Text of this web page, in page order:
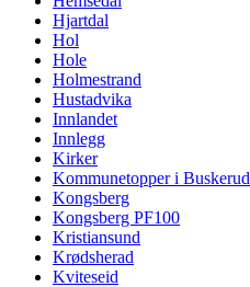
Hjartdal
Hol
Hole
Holmestrand
Hustadvika
Innlandet
Innlegg
Kirker
Kommunetopper i Buskerud
Kongsberg
Kongsberg PF100
Kristiansund
Krødsherad
Kviteseid